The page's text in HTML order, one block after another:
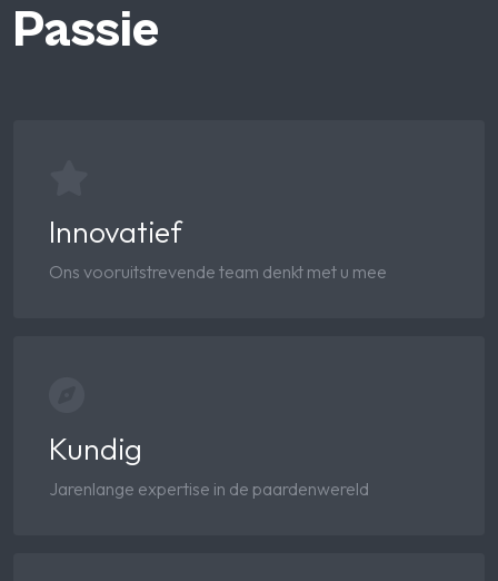
Passie
Innovatief
Ons vooruitstrevende team denkt met u mee
Kundig
Jarenlange expertise in de paardenwereld